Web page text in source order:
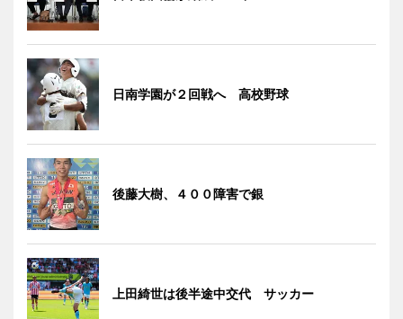
日南学園が２回戦へ 高校野球
後藤大樹、４００障害で銀
上田綺世は後半途中交代 サッカー